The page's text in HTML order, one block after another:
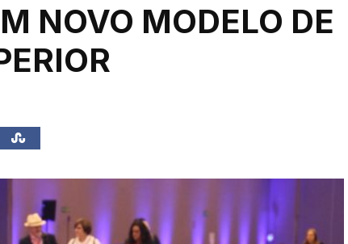
NOVO MODELO DE